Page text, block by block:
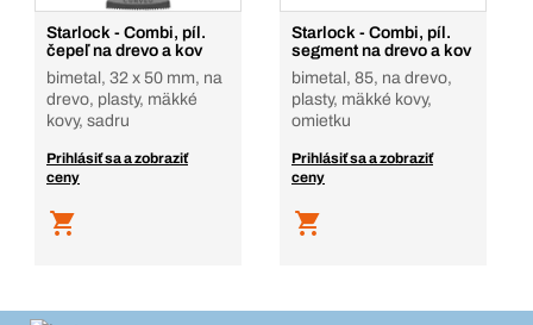
Starlock - Combi, píl.
čepeľ na drevo a kov
bimetal, 32 x 50 mm, na
drevo, plasty, mäkké
kovy, sadru
Prihlásiť sa a zobraziť
ceny
Starlock - Combi, píl.
segment na drevo a kov
bimetal, 85, na drevo,
plasty, mäkké kovy,
omietku
Prihlásiť sa a zobraziť
ceny